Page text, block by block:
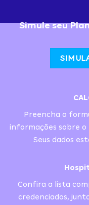
Simule seu
Preencha o
informações sobre o
Seus dados
Confira a lista
credenciados,